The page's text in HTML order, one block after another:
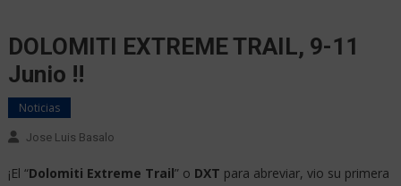
DOLOMITI EXTREME TRAIL, 9-11
Junio !!
Noticias
Jose Luis Basalo
¡El “Dolomiti Extreme Trail” o DXT para abreviar, vio su primera